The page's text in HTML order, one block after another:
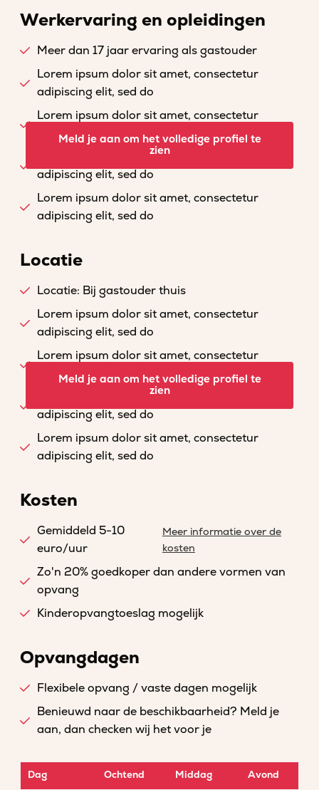
Werkervaring en opleidingen
Meer dan 17 jaar ervaring als gastouder
Lorem ipsum dolor sit amet, consectetur
adipiscing elit, sed do
Lorem ipsum dolor sit amet, consectetur
adipiscing elit, sed do
Lorem ipsum dolor sit amet, consectetur
adipiscing elit, sed do
Lorem ipsum dolor sit amet, consectetur
adipiscing elit, sed do
Meld je aan om het volledige profiel te
zien
Locatie
Locatie: Bij gastouder thuis
Lorem ipsum dolor sit amet, consectetur
adipiscing elit, sed do
Lorem ipsum dolor sit amet, consectetur
adipiscing elit, sed do
Lorem ipsum dolor sit amet, consectetur
adipiscing elit, sed do
Lorem ipsum dolor sit amet, consectetur
adipiscing elit, sed do
Meld je aan om het volledige profiel te
zien
Kosten
Gemiddeld 5-10
euro/uur
Meer informatie over de
kosten
Zo'n 20% goedkoper dan andere vormen van
opvang
Kinderopvangtoeslag mogelijk
Opvangdagen
Flexibele opvang / vaste dagen mogelijk
Benieuwd naar de beschikbaarheid? Meld je
aan, dan checken wij het voor je
Dag Ochtend Middag Avond